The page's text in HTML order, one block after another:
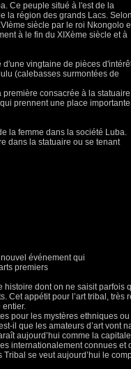
Ce peuple situé à l'est de la
la région des grands Lacs. Selon
siècle par le roi Nkongolo
à le fin du XIXème siècle et à
vingtaine de pièces
(calebasses surmontées de
consacrée à la statuaire
prennent une place
la femme dans la société Luba.
dans la statuaire ou se tenant
événement qui
premiers
histoire dont on ne saisit parfois
Cet appétit pour l’art tribal, très
entier.
pour les mystères ethniques
il que les amateurs d’art vont
aujourd’hui comme la
internationalement connues et
se veut aujourd’hui le